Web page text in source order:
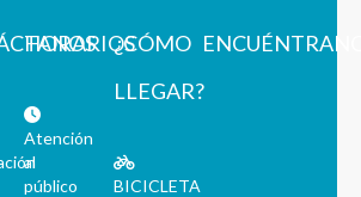
HORARIOS
Atención
al
público
¿CÓMO
LLEGAR?
BICICLETA